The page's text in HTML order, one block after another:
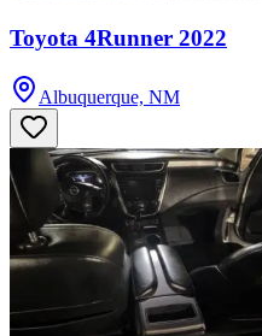
Toyota 4Runner 2022
Albuquerque, NM